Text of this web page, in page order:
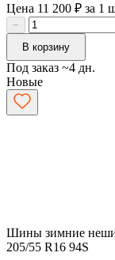
Цена 11 200 ₽ за 1
−
В корзину
Под заказ ~4 дн.
Новые
Шины зимние
205/55 R16 94S